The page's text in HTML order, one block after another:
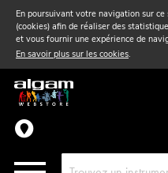
En poursuivant votre navigation sur
(cookies) afin de réaliser des
et vous fournir une expérience de
En savoir plus sur les cookies.
Vent& Violon
Accessoires
Pièces détachées